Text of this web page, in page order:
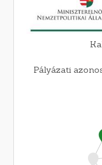
Pályázati